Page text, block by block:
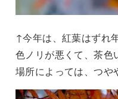
↑今年は、紅葉はずれ
色ノリが悪くて、茶色
場所によっては、つや